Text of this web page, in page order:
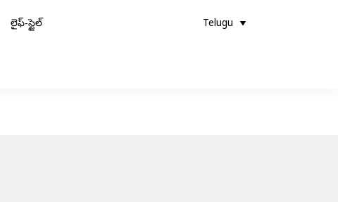
లైఫ్-స్టైల్ Telugu